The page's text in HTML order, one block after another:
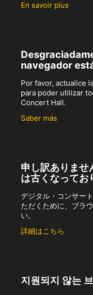
En savoir plus
navegador
Por favor, actualice
para poder utilizar
Concert Hall.
Saber más
申し訳ありませ
は古くなってお
デジタル・コンサー
ただくために、ブラ
い。
詳細はこちら
지원되지 않는